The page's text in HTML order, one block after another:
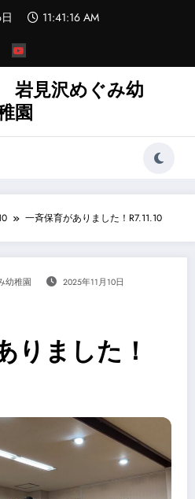
11:41:17 AM
岩見沢めぐみ幼
園
一斉保育がありました！R7.11.10
幼稚園 2025年11月10日
りました！